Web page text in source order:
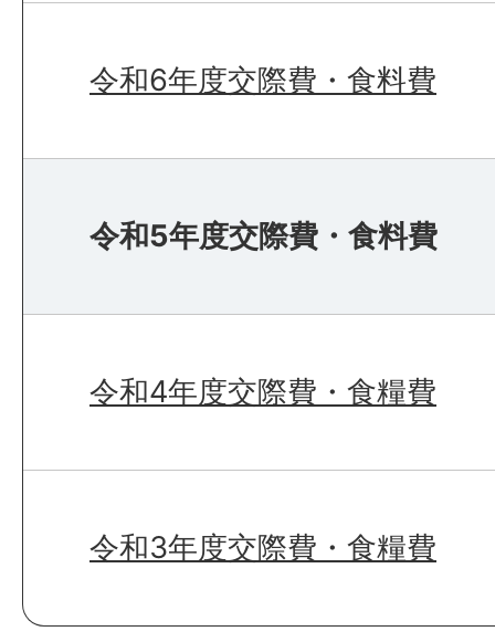
令和6年度交際費・食料費
令和5年度交際費・食料費
令和4年度交際費・食糧費
令和3年度交際費・食糧費